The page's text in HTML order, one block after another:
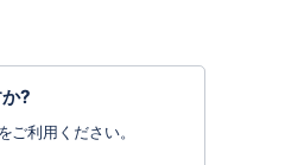
?
ご利用ください。